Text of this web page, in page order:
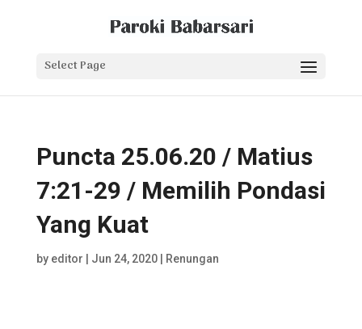
Select Page
Puncta 25.06.20 / Matius
7:21-29 / Memilih Pondasi
Yang Kuat
by editor Jun 24, 2020| Renungan